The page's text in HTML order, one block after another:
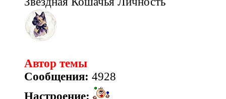
Автор темы
Сообщения: 4928
Настроение: